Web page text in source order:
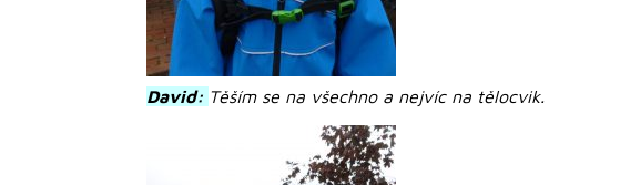
David: Těším se na všechno a nejvíc na tělocvik.